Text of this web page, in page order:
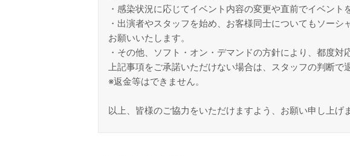
・感染状況に応じてイベント内容の変更や直前でイベント
・出演者やスタッフを始め、お客様同士についてもソー
お願いいたします。
・その他、ソフト・オン・デマンドの方針により、都度
上記事項をご承諾いただけない場合は、スタッフの判断で
※返金等はできません。
以上、皆様のご協力をいただけますよう、お願い申し上げ